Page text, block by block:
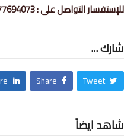
للإستفسار التواصل على : 00962777694073
شارك ...
Tweet
Share
شاهد ايضاً